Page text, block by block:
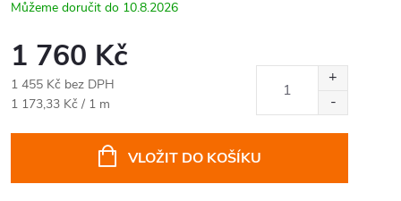
10.8.2026
1 760 Kč
1 455 Kč bez DPH
Měrná
1 173,33 Kč / 1 m
VLOŽIT DO KOŠÍKU